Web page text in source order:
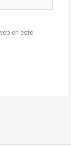
en este